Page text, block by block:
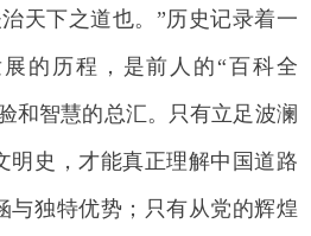
天下之道也。”历史记录着一
的历程，是前人的“百科全
和智慧的总汇。只有立足波澜
明史，才能真正理解中国道路
与独特优势；只有从党的辉煌